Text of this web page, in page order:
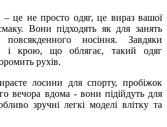
– це не просто одяг, це вираз вашої
Вони підходять як для занять
носіння. Завдяки
і крою, що облягає, такий одяг
рухів.
лосини для спорту, пробіжок
вечора вдома - вони підійдуть для
зручні легкі моделі влітку та